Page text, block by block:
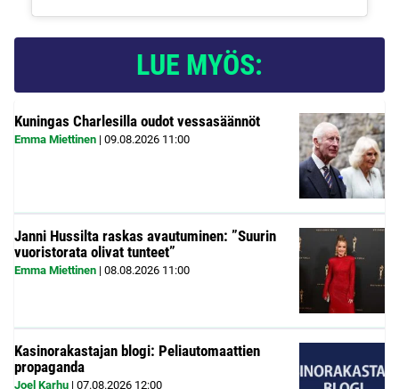
LUE MYÖS:
Kuningas Charlesilla oudot vessasäännöt
Emma Miettinen | 09.08.2026 11:00
Janni Hussilta raskas avautuminen: ”Suurin
vuoristorata olivat tunteet”
Emma Miettinen | 08.08.2026 11:00
Kasinorakastajan blogi: Peliautomaattien
propaganda
Joel Karhu | 07.08.2026 12:00